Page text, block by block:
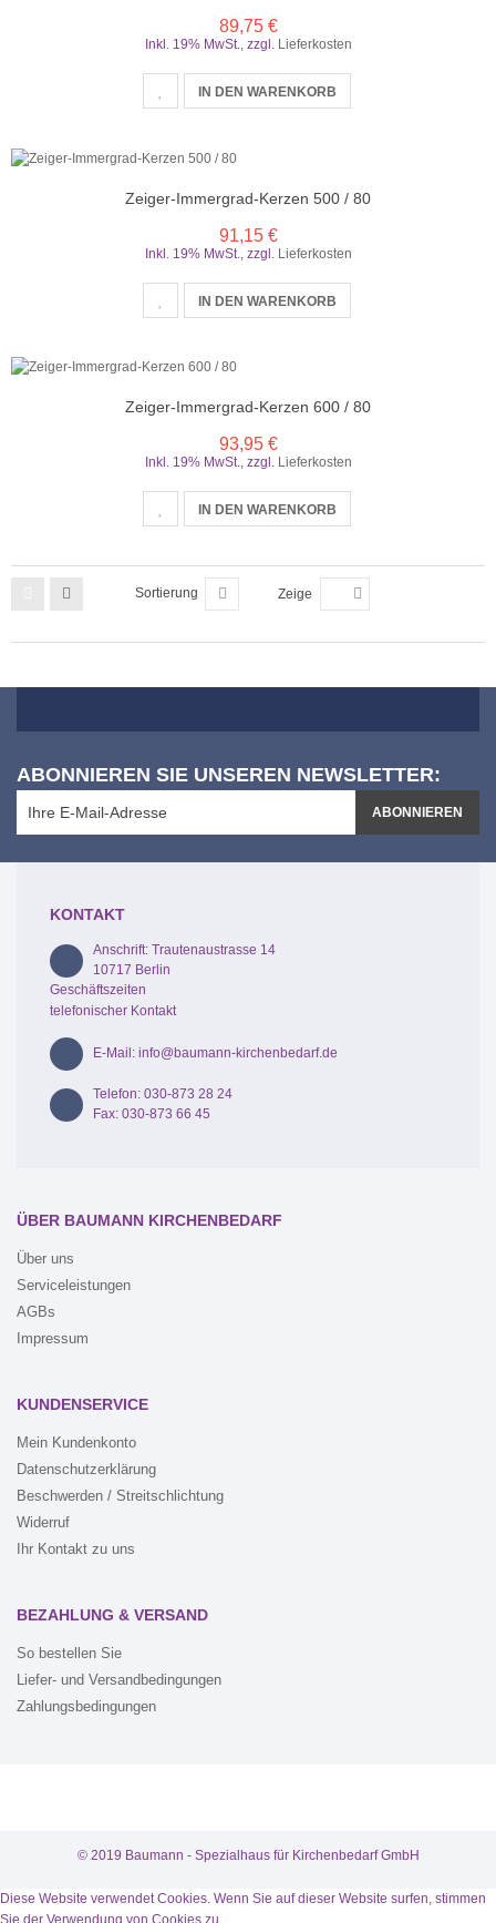
89,75 €
Inkl. 19% MwSt., zzgl. Lieferkosten
IN DEN WARENKORB
Zeiger-Immergrad-Kerzen 500 / 80
91,15 €
Inkl. 19% MwSt. zzgl. Lieferkosten
IN DEN WARENKORB
Zeiger-Immergrad-Kerzen 600 / 80
93,95 €
Inkl. 19% MwSt., zzgl. Lieferkosten
IN DEN WARENKORB
Sortierung Zeige
ABONNIEREN SIE UNSEREN NEWSLETTER:
ABONNIEREN
KONTAKT
Anschrift: Trautenaustrasse 14
10717 Berlin
Geschäftszeiten
telefonischer Kontakt
E-Mail: info@baumann-kirchenbedarf.de
Telefon: 030-873 28 24
Fax: 030-873 66 45
ÜBER BAUMANN KIRCHENBEDARF
Über uns
Serviceleistungen
AGBs
Impressum
KUNDENSERVICE
Mein Kundenkonto
Datenschutzerklärung
Beschwerden / Streitschlichtung
Widerruf
Ihr Kontakt zu uns
BEZAHLUNG & VERSAND
So bestellen Sie
Liefer- und Versandbedingungen
Zahlungsbedingungen
© 2019 Baumann - Spezialhaus für Kirchenbedarf GmbH
WEITER 10
Diese Website verwendet Cookies. Wenn Sie auf dieser Website surfen, stimmen
Sie der Verwendung von Cookies zu.